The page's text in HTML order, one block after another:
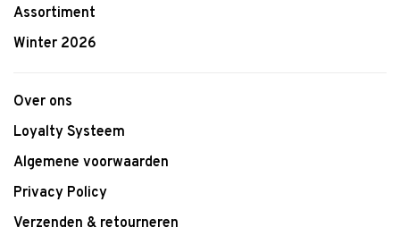
Assortiment
Winter 2026
Over ons
Loyalty Systeem
Algemene voorwaarden
Privacy Policy
Verzenden & retourneren